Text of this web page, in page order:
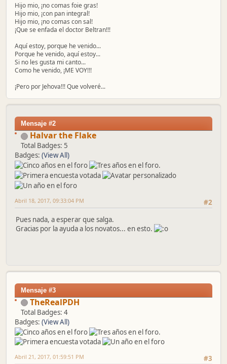
Hijo mio, ¡no comas foie gras!
Hijo mio, ¡con pan integral!
Hijo mio, ¡no comas con sal!
¡Que se enfada el doctor Beltran!!!
Aquí estoy, porque he venido...
Porque he venido, aquí estoy...
Si no les gusta mi canto...
Como he venido, ¡ME VOY!!!
¡Pero por Jehova!!! Que volveré...
Mensaje #2
Halvar the Flake
Total Badges: 5
Badges: (View All)
#2
Abril 18, 2017, 09:33:04 PM
Pues nada, a esperar que salga.
Gracias por la ayuda a los novatos... en esto.
Mensaje #3
TheRealPDH
Total Badges: 4
Badges: (View All)
#3
Abril 21, 2017, 01:59:51 PM